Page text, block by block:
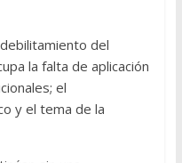
del
la falta de aplicación
el
y el tema de la